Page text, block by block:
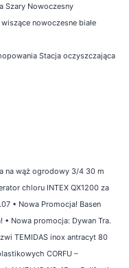
Szary Nowoczesny
nowoczesne białe
Stacja oczyszczająca
na wąż ogrodowy 3/4 30 m
chloru INTEX QX1200 za
• Nowa Promocja! Basen
• Nowa promocja: Dywan Tra.
TEMIDAS inox antracyt 80
CORFU –